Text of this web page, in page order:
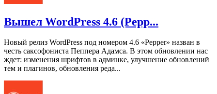
Вышел WordPress 4.6 (Pepp...
Новый релиз WordPress под номером 4.6 «Pepper» назван в
честь саксофониста Пеппера Адамса. В этом обновлении нас
ждет: изменения шрифтов в админке, улучшение обновлений
тем и плагинов, обновления реда...